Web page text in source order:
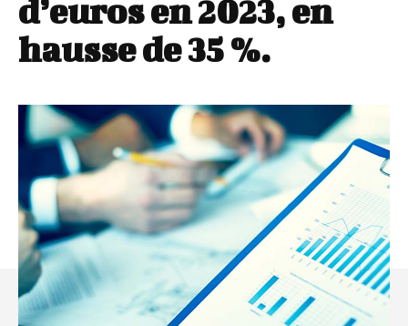
d’euros en 2023, en
hausse de 35 %.